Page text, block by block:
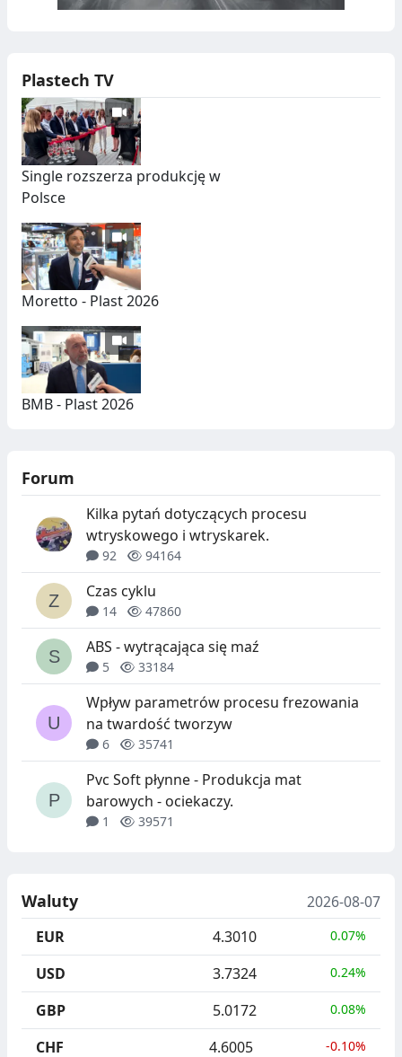
Plastech TV
Single rozszerza produkcję w
Polsce
Moretto - Plast 2026
BMB - Plast 2026
Forum
Kilka pytań dotyczących procesu
wtryskowego i wtryskarek.
92 94164
Czas cyklu
14 47860
ABS - wytrącająca się maź
5 33184
Wpływ parametrów procesu frezowania
na twardość tworzyw
6 35741
Pvc Soft płynne - Produkcja mat
barowych - ociekaczy.
1 39571
Waluty
2026-08-07
EUR
4.3010 0.07%
USD 3.7324 0.24%
GBP 5.0172 0.08%
CHF 4.6005 -0.10%